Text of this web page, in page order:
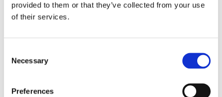
provided to them or that they’ve collected from your use
of their services.
Selection
Necessary
Preferences
Velg alternativ